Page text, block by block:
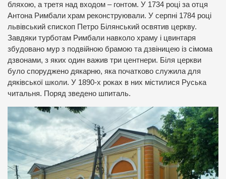
бляхою, а третя над входом – гонтом. У 1734 році за отця
Антона Римбали храм реконструювали. У серпні 1784 році
львівський єпископ Петро Білянський освятив церкву.
Завдяки турботам Римбали навколо храму і цвинтаря
збудовано мур з подвійною брамою та дзвіницею із сімома
дзвонами, з яких один важив три центнери. Біля церкви
було споруджено дякарню, яка початково служила для
дяківської школи. У 1890-х роках в них містилися Руська
читальня. Поряд зведено шпиталь.